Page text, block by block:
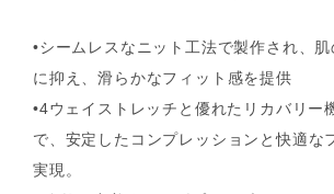
•シームレスなニット工法で製作され、
に抑え、滑らかなフィット感を提供
•4ウェイストレッチと優れたリカバリー
で、安定したコンプレッションと快適な
実現。